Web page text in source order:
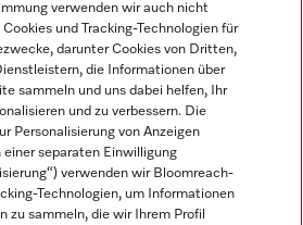
verwenden wir auch nicht
und Tracking-Technologien für
darunter Cookies von Dritten,
die Informationen über
sammeln und uns dabei helfen, Ihr
und zu verbessern. Die
Personalisierung von Anzeigen
separaten Einwilligung
verwenden wir Bloomreach-
Technologien, um Informationen
zu sammeln, die wir Ihrem Profil